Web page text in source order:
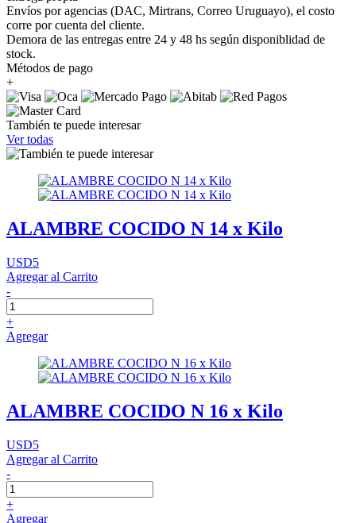
Envíos por agencias (DAC, Mirtrans, Correo Uruguayo), el costo
corre por cuenta del cliente.
Demora de las entregas entre 24 y 48 hs según disponiblidad de
stock.
Métodos de pago
+
También te puede interesar
Ver todas
ALAMBRE COCIDO N 14 x Kilo
USD5
Agregar al Carrito
-
+
Agregar
ALAMBRE COCIDO N 16 x Kilo
USD5
Agregar al Carrito
-
+
Agregar